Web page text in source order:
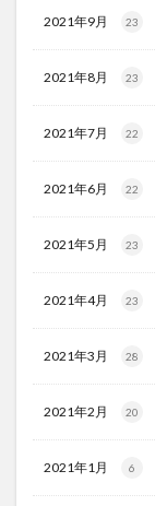
2021年9月 23
2021年8月 23
2021年7月 22
2021年6月 22
2021年5月 23
2021年4月 23
2021年3月 28
2021年2月 20
2021年1月 6